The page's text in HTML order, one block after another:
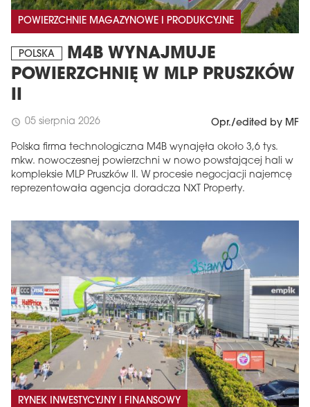
POWIERZCHNIE MAGAZYNOWE I PRODUKCYJNE
POLSKA
M4B WYNAJMUJE
POWIERZCHNIĘ W MLP PRUSZKÓW
II
schedule 05 sierpnia 2026 Opr./edited by MF
Polska firma technologiczna M4B wynajęła około 3,6 tys.
mkw. nowoczesnej powierzchni w nowo powstającej hali w
kompleksie MLP Pruszków II. W procesie negocjacji najemcę
reprezentowała agencja doradcza NXT Property.
RYNEK INWESTYCYJNY I FINANSOWY